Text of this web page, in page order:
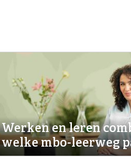
Werken en leren
welke mbo-leerweg